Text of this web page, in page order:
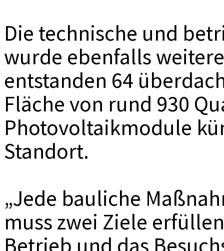
Die technische und
wurde ebenfalls
entstanden 64
Fläche von rund 930
Photovoltaikmodule
Standort.
„Jede bauliche
muss zwei Ziele
Betrieb und das